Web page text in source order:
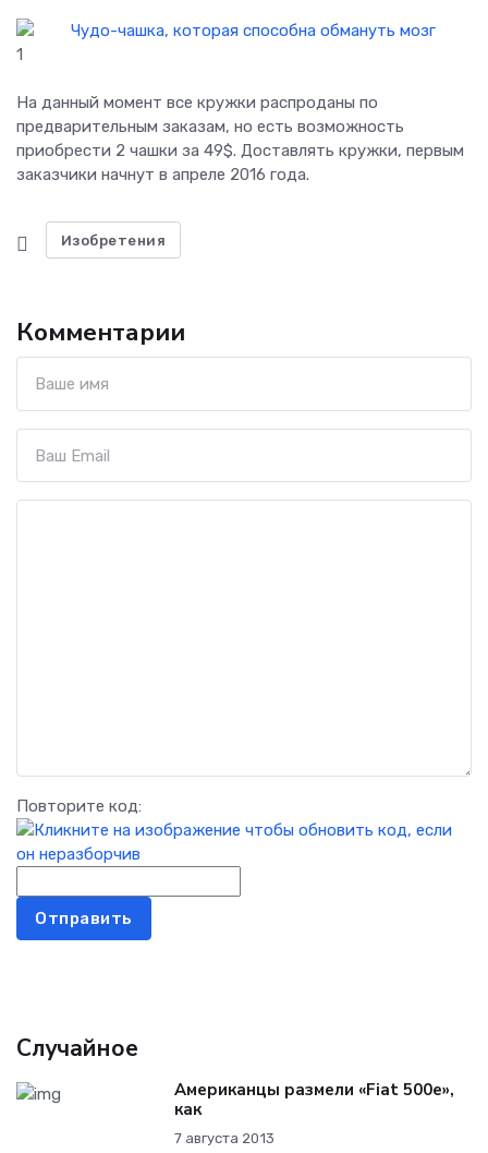
1
На данный момент все кружки распроданы по
предварительным заказам, но есть возможность
приобрести 2 чашки за 49$. Доставлять кружки, первым
заказчики начнут в апреле 2016 года.
Изобретения
Комментарии
Повторите код:
Отправить
Случайное
Американцы размели «Fiat 500e»,
как
7 августа 2013